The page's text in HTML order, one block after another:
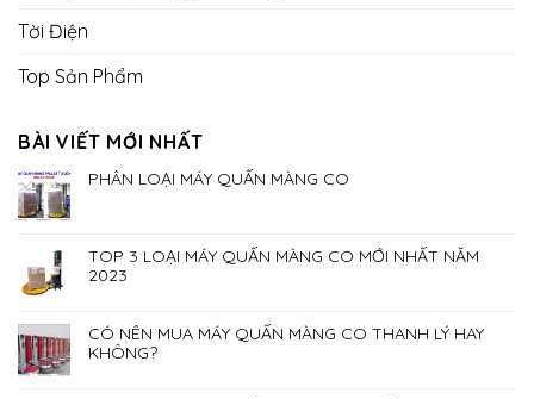
Tời Điện
Top Sản Phẩm
BÀI VIẾT MỚI NHẤT
PHÂN LOẠI MÁY QUẤN MÀNG CO
TOP 3 LOẠI MÁY QUẤN MÀNG CO MỚI NHẤT NĂM
2023
CÓ NÊN MUA MÁY QUẤN MÀNG CO THANH LÝ HAY
KHÔNG?